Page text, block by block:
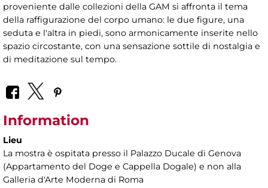
proveniente dalle collezioni della GAM si affronta il tema
della raffigurazione del corpo umano: le due figure, una
seduta e l'altra in piedi, sono armonicamente inserite nello
spazio circostante, con una sensazione sottile di nostalgia e
di meditazione sul tempo.
Information
Lieu
La mostra è ospitata presso il Palazzo Ducale di Genova
(Appartamento del Doge e Cappella Dogale) e non alla
Galleria d'Arte Moderna di Roma